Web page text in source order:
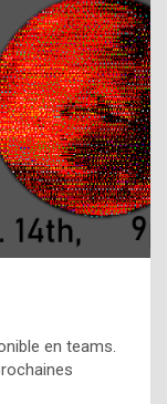
en teams.